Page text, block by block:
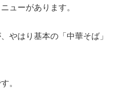
ューがあります。
やはり基本の「中華そば」
。